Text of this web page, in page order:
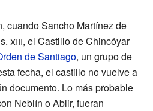
cuando Sancho Martínez de
xiii, el Castillo de Chincóyar
de Santiago, un grupo de
fecha, el castillo no vuelve a
documento. Lo más probable
Neblín o Ablir, fueran